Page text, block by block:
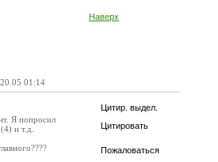
Наверх
20.05 01:14
Цитир. выдел.
Цитировать
Пожаловаться
Я попросил
и т.д.